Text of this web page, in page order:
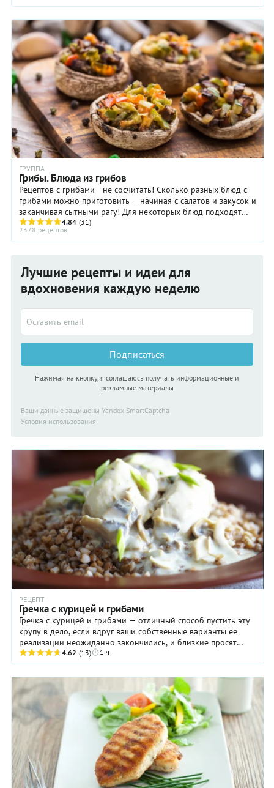
ГРУППА
Грибы. Блюда из грибов
Рецептов с грибами - не сосчитать! Сколько разных блюд с
грибами можно приготовить – начиная с салатов и закусок и
заканчивая сытными рагу! Для некоторых блюд подходят
только определённые грибы, в ...
4.84 (31)
2378 рецептов
Лучшие рецепты и идеи для
вдохновения каждую неделю
Подписаться
Нажимая на кнопку, я соглашаюсь получать информационные и
рекламные материалы
Ваши данные защищены Yandex SmartCaptcha
Условия использования
РЕЦЕПТ
Гречка с курицей и грибами
Гречка с курицей и грибами — отличный способ пустить эту
крупу в дело, если вдруг ваши собственные варианты ее
реализации неожиданно закончились, и близкие просят
чего-то нового. Прелесть нашего блюда ...
4.62 (13) 1 ч